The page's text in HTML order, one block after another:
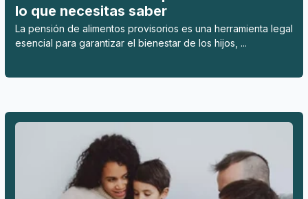
lo que necesitas saber
La pensión de alimentos provisorios es una herramienta legal
esencial para garantizar el bienestar de los hijos, ...